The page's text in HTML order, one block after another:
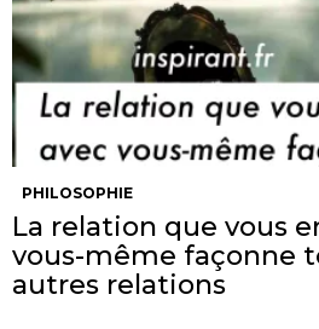
PHILOSOPHIE
La relation que vous
vous-même façonne
autres relations